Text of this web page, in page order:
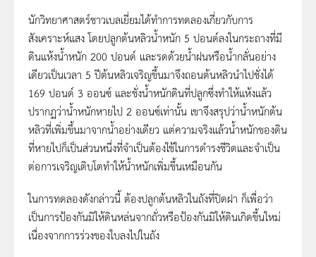
นักวิทยาศาสตร์ชาวเบลเยี่ยมได้ทำการทดลองเกี่ยวกับการ
สังเคราะห์แสง โดยปลูกต้นหลิวน้ำหนัก 5 ปอนด์ลงในกระถางที่มี
ดินแห้งน้ำหนัก 200 ปอนด์ และรดด้วยน้ำฝนหรือน้ำกลั่นอย่าง
เดียวเป็นเวลา 5 ปีต้นหลิวเจริญขึ้นมาจึงถอนต้นหลิวนำไปชั่งได้
169 ปอนด์ 3 ออนซ์ และชั่งน้ำหนักดินที่ปลูกซึ่งทำให้แห้งแล้ว
ปรากฏว่าน้ำหนักหายไป 2 ออนซ์เท่านั้น เขาจึงสรุปว่าน้ำหนักต้น
หลิวที่เพิ่มขึ้นมาจากน้ำอย่างเดียว แต่ความจริงแล้วน้ำหนักของดิน
ที่หายไปก็เป็นส่วนหนึ่งที่จำเป็นต้องใช้ในการดำรงชีวิตและจำเป็น
ต่อการเจริญเติบโตทำให้น้ำหนักเพิ่มขึ้นเหมือนกัน
ในการทดลองดังกล่าวนี้ ต้องปลูกต้นหลิวในถังที่ปิดฝา ก็เพื่อว่า
เป็นการป้องกันมิให้ดินหล่นจากถั่วหรือป้องกันมิให้ดินเกิดขึ้นใหม่
เนื่องจากการร่วงของใบลงไปในถัง